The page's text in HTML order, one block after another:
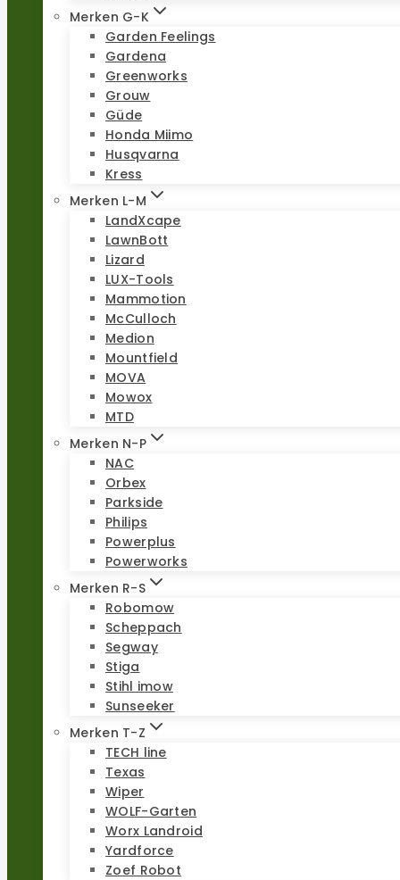
Merken G-K
Garden Feelings
Gardena
Greenworks
Grouw
Güde
Honda Miimo
Husqvarna
Kress
Merken L-M
LandXcape
LawnBott
Lizard
LUX-Tools
Mammotion
McCulloch
Medion
Mountfield
MOVA
Mowox
MTD
Merken N-P
NAC
Orbex
Parkside
Philips
Powerplus
Powerworks
Merken R-S
Robomow
Scheppach
Segway
Stiga
Stihl imow
Sunseeker
Merken T-Z
TECH line
Texas
Wiper
WOLF-Garten
Worx Landroid
Yardforce
Zoef Robot